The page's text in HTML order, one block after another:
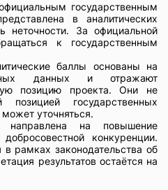
государственным
в аналитических
За официальной
к государственным
баллы основаны на
данных и отражают
позицию проекта. Они не
государственных
уточняться.
направлена на повышение
конкуренции.
рамках законодательства об
результатов остаётся на